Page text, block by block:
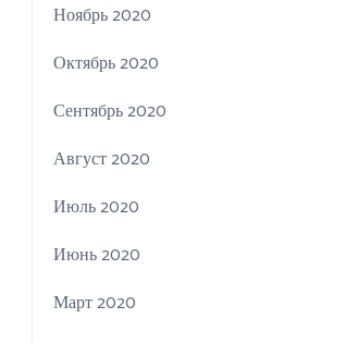
Ноябрь 2020
Октябрь 2020
Сентябрь 2020
Август 2020
Июль 2020
Июнь 2020
Март 2020